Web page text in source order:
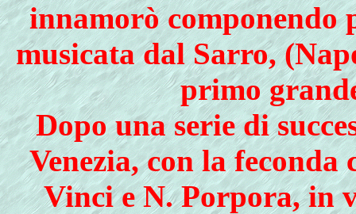
innamorò componendo
musicata dal Sarro,
primo
Dopo una serie di
Venezia, con la
Vinci e N. Porpora, in